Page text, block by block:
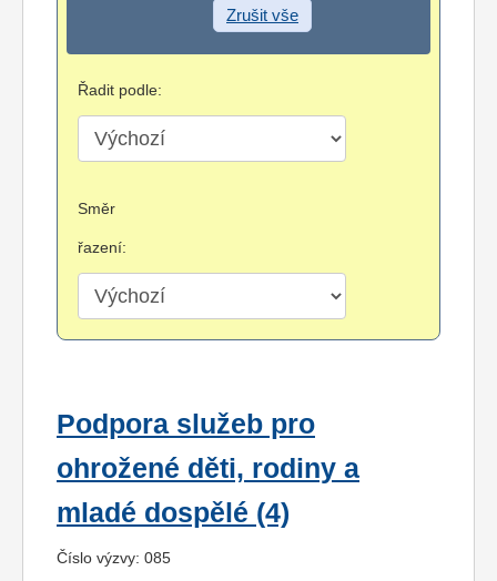
Zrušit vše
Řadit podle:
Směr
řazení:
Podpora služeb pro
ohrožené děti, rodiny a
mladé dospělé (4)
Číslo výzvy: 085